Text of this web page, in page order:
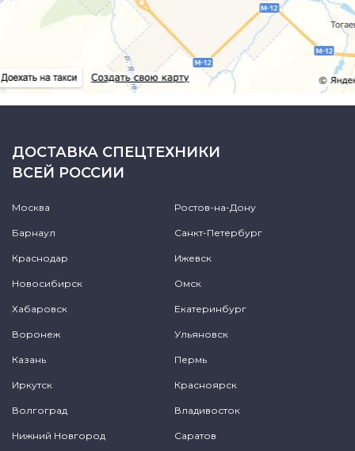
ДОСТАВКА СПЕЦТЕХНИКИ
ВСЕЙ РОССИИ
Москва Ростов-на-Дону
Барнаул Санкт-Петербург
Краснодар Ижевск
Новосибирск Омск
Хабаровск Екатеринбург
Воронеж Ульяновск
Казань Пермь
Иркутск Красноярск
Волгоград Владивосток
Нижний Новгород Саратов